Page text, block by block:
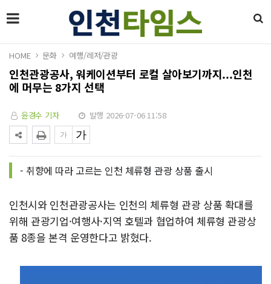
HOME 문화 여행/레저/관광
인천관광공사, 워케이션부터 로컬 살아보기까지...인천
에 머무는 8가지 선택
윤경수 기자 발행 2026-07-06 11:58
- 취향에 따라 고르는 인천 체류형 관광 상품 출시
인천시와 인천관광공사는 인천의 체류형 관광 상품 확대를
위해 관광기업·여행사·지역 호텔과 협업하여 체류형 관광상
품 8종을 본격 운영한다고 밝혔다.